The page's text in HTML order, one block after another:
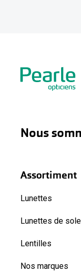
Nous
Assortiment
Lunettes
Lunettes de
Lentilles
Nos marques